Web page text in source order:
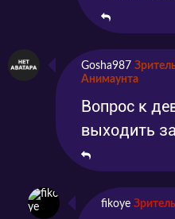
Gosha987
Анимаунта
Вопрос к
выходить
fikoye